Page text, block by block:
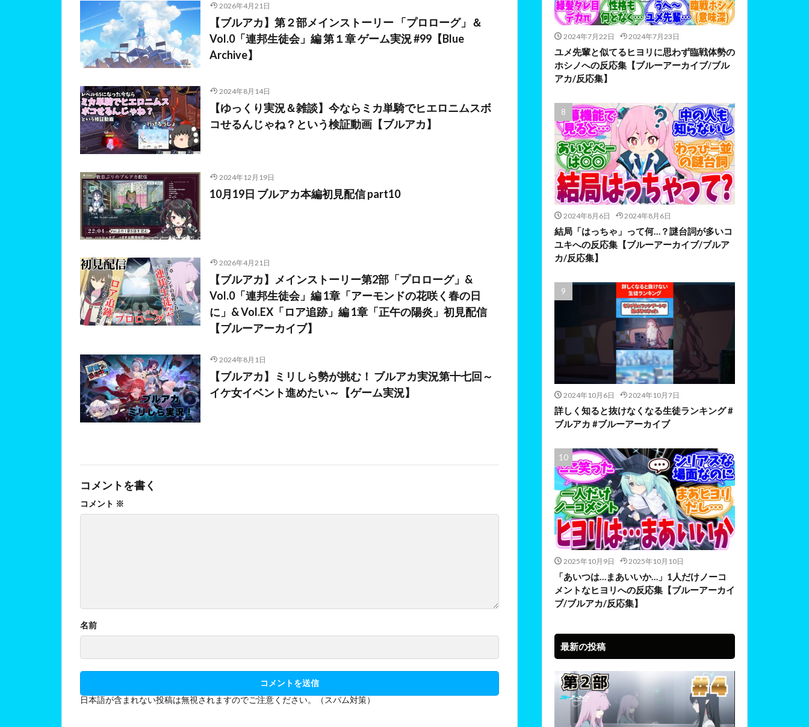
2026年4月21日
【ブルアカ】第２部メインストーリー 「プロローグ」＆
Vol.0「連邦生徒会」編 第１章 ゲーム実況 #99【Blue
Archive】
2024年8月14日
【ゆっくり実況＆雑談】今ならミカ単騎でヒエロニムスボ
コせるんじゃね？という検証動画【ブルアカ】
2024年12月19日
10月19日 ブルアカ本編初見配信 part10
2026年4月21日
【ブルアカ】メインストーリー第2部「プロローグ」&
Vol.0「連邦生徒会」編 1章「アーモンドの花咲く春の日
に」& Vol.EX「ロア追跡」編 1章「正午の陽炎」初見配信
【ブルーアーカイブ】
2024年8月1日
【ブルアカ】ミリしら勢が挑む！ ブルアカ実況第十七回～
イケ女イベント進めたい～【ゲーム実況】
コメントを書く
コメント ※
名前
日本語が含まれない投稿は無視されますのでご注意ください。（スパム対策）
2024年7月22日 2024年7月23日
ユメ先輩と似てるヒヨリに思わず臨戦体勢の
ホシノへの反応集【ブルーアーカイブ/ブル
アカ/反応集】
2024年8月6日 2024年8月6日
結局「はっちゃ」って何…？謎台詞が多いコ
ユキへの反応集【ブルーアーカイブ/ブルア
カ/反応集】
2024年10月6日 2024年10月7日
詳しく知ると抜けなくなる生徒ランキング #
ブルアカ #ブルーアーカイブ
2025年10月9日 2025年10月10日
「あいつは…まあいいか…」1人だけノーコ
メントなヒヨリへの反応集【ブルーアーカイ
ブ/ブルアカ/反応集】
最新の投稿